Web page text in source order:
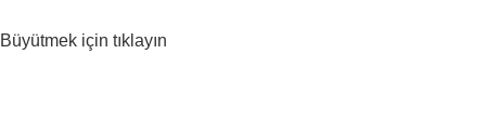
Büyütmek için tıklayın